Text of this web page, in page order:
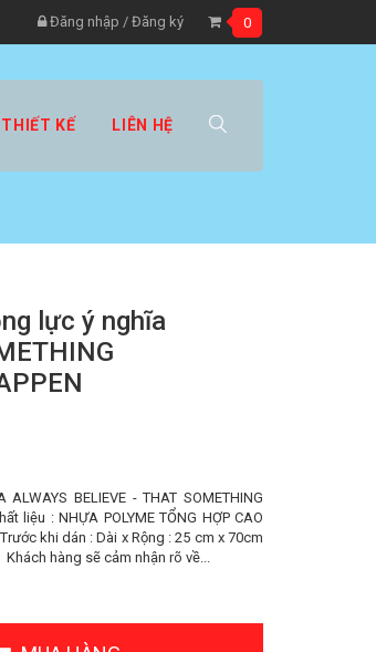
Đăng nhập / Đăng ký 0
KẾ LIÊN HỆ
lực ý nghĩa
BELIEVE - THAT SOMETHING
liệu : NHỰA POLYME TỔNG HỢP CAO
khi dán : Dài x Rộng : 25 cm x 70cm
hàng sẽ cảm nhận rõ về...